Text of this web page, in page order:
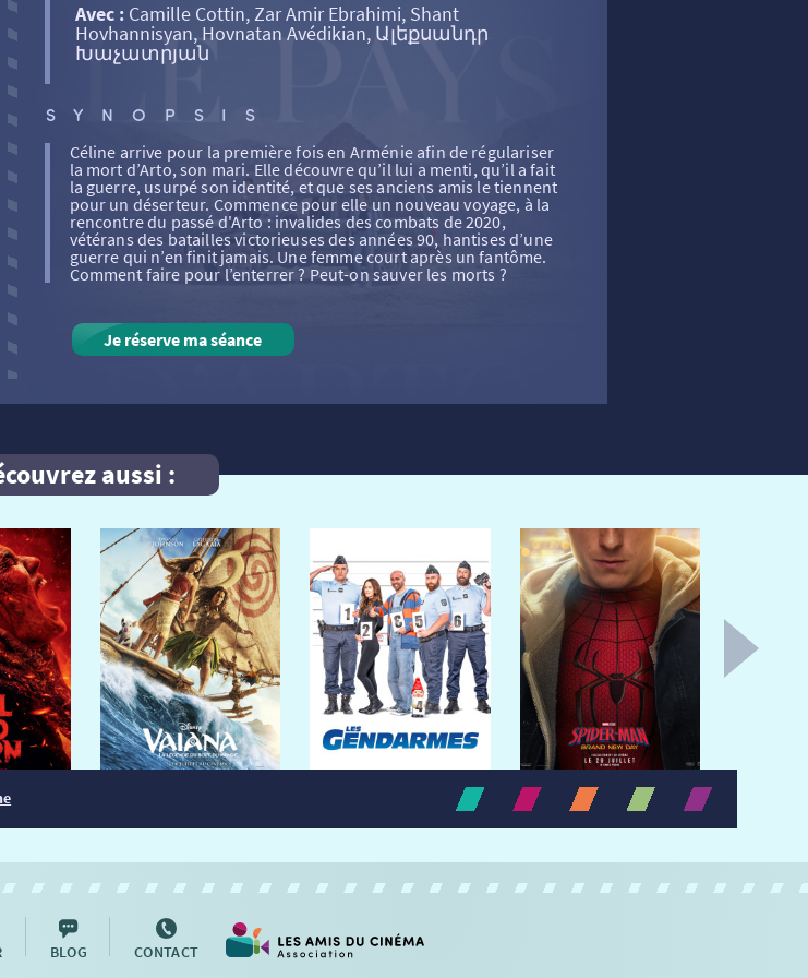
Avec :Camille Cottin, Zar Amir Ebrahimi, Shant
Hovhannisyan, Hovnatan Avédikian, Ալեքսանդր
Խաչատրյան
SYNOPSIS
Céline arrive pour la première fois en Arménie afin de régulariser
la mort d’Arto, son mari. Elle découvre qu’il lui a menti, qu’il a fait
la guerre, usurpé son identité, et que ses anciens amis le tiennent
pour un déserteur. Commence pour elle un nouveau voyage, à la
rencontre du passé d'Arto : invalides des combats de 2020,
vétérans des batailles victorieuses des années 90, hantises d’une
guerre qui n’en finit jamais. Une femme court après un fantôme.
Comment faire pour l’enterrer ? Peut-on sauver les morts ?
Je réserve ma séance
aussi :
BLOG CONTACT